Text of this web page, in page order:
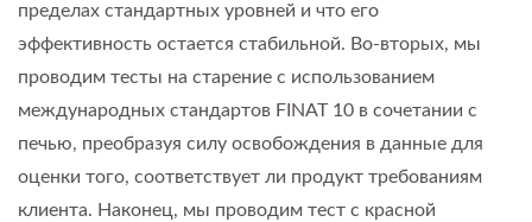
пределах стандартных уровней и что его
эффективность остается стабильной. Во-вторых, мы
проводим тесты на старение с использованием
международных стандартов FINAT 10 в сочетании с
печью, преобразуя силу освобождения в данные для
оценки того, соответствует ли продукт требованиям
клиента. Наконец, мы проводим тест с красной